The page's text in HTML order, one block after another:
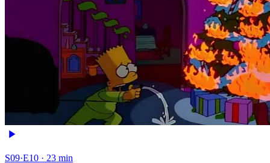
S09·E10 · 23 min